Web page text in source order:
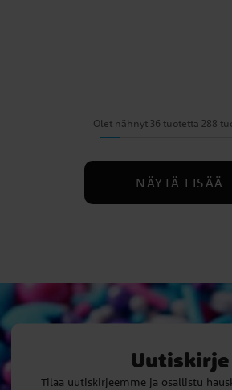
Olet nähnyt 36 tuotetta 288
NÄYTÄ LISÄÄ
Uutiskirje
Tilaa uutiskirjeemme ja osallistu